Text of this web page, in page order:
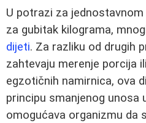
U potrazi za
za gubitak kilograma,
dijeti. Za razliku od drugih
zahtevaju merenje porcija
egzotičnih namirnica, ova
principu smanjenog unosa
omogućava organizmu da